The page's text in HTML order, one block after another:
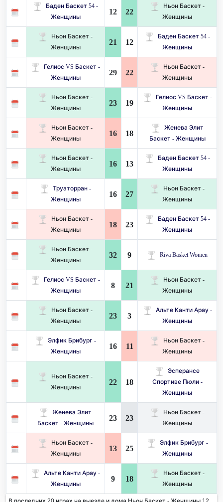
Баден Баскет 54 -
Женщины
12 22
Ньон Баскет -
Женщины
Ньон Баскет -
Женщины
21 12
Баден Баскет 54 -
Женщины
Гелиос VS Баскет -
Женщины
29 22
Ньон Баскет -
Женщины
Ньон Баскет -
Женщины
23 19
Гелиос VS Баскет -
Женщины
Ньон Баскет -
Женщины
16 18
Женева Элит
Баскет - Женщины
Ньон Баскет -
Женщины
16 13
Баден Баскет 54 -
Женщины
Труаторран -
Женщины
16 27
Ньон Баскет -
Женщины
Ньон Баскет -
Женщины
18 23
Баден Баскет 54 -
Женщины
Ньон Баскет -
Женщины
32 9 Riva Basket Women
Гелиос VS Баскет -
Женщины
8 21
Ньон Баскет -
Женщины
Ньон Баскет -
Женщины
23 3
Альте Канти Арау -
Женщины
Элфик Брибург -
Женщины
16 11
Ньон Баскет -
Женщины
Ньон Баскет -
Женщины
22 18
Эсперансе
Спортиве Пюли -
Женщины
Женева Элит
Баскет - Женщины
23 23
Ньон Баскет -
Женщины
Ньон Баскет -
Женщины
13 25
Элфик Брибург -
Женщины
Альте Канти Арау -
Женщины
9 18
Ньон Баскет -
Женщины